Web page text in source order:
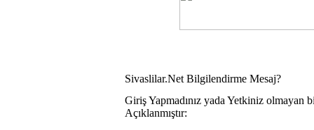
Sivaslilar.Net Bilgilendirme Mesaj?
Giriş Yapmadınız yada Yetkiniz olmayan
Açıklanmıştır: